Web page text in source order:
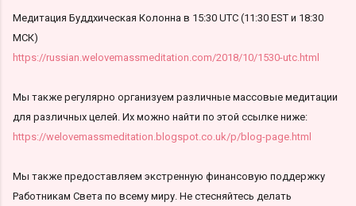
Медитация Буддхическая Колонна в 15:30 UTC (11:30 EST и 18:30
МСК)
https://russian.welovemassmeditation.com/2018/10/1530-utc.html
Мы также регулярно организуем различные массовые медитации
для различных целей. Их можно найти по этой ссылке ниже:
https://welovemassmeditation.blogspot.co.uk/p/blog-page.html
Мы также предоставляем экстренную финансовую поддержку
Работникам Света по всему миру. Не стесняйтесь делать